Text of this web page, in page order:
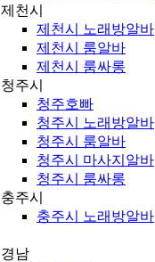
제천시
제천시 노래방알바
제천시 룸알바
제천시 룸싸롱
청주시
청주호빠
청주시 노래방알바
청주시 룸알바
청주시 마사지알바
청주시 룸싸롱
충주시
충주시 노래방알바
경남